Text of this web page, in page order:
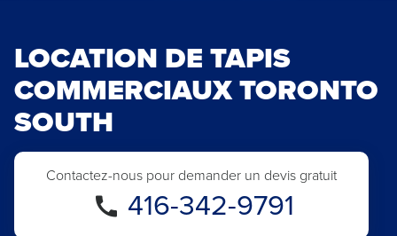
LOCATION DE TAPIS
COMMERCIAUX TORONTO
SOUTH
Contactez-nous pour demander un devis gratuit
416-342-9791